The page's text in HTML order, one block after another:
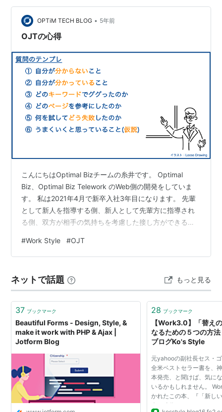
OPTiM TECH BLOG • 5年前
OJTの心得
こんにちはOptimal Bizチームの糸井です。 Optimal
Biz、Optimal Biz Telework のWeb側の開発をしていま
す。 私は2021年4月で新卒入社3年目になります。 先輩
として新人を指導する側、新人として先輩方に指導され
る側、双方が相手の気持ちを考慮した接し方ができるよ
共に心得をまとめてみました。 1. 指導する側 1-1. 質問さ
れやすい雰囲気づくりを心がけましょう 1-2. 知らないこ
詳細に・厳密に説明しすぎないことを意識しましょう 1-
…
#Work Style #OJT
ネットで話題 もっと見る
37 ブックマーク
Beautiful Forms - Design, Style, &
make it work with PHP & Ajax |
Jotform Blog
28 ブックマーク
【Work3.0】「替え
なるための５つの方
ブログKo's Style
元yahooの副社長セス・
全米ベストセラー書を、
本発売、と聞けば、気に
いるかもしれません。
かれたこの本、『「新し
人の時代 』です。 これ